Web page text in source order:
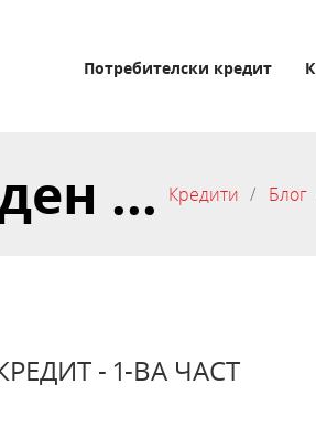
Потребителски кредит
... Кредити Блог
- 1-ВА ЧАСТ